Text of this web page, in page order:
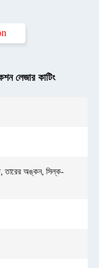
লেজার কাটিং
তারের অঙ্কন, সিল্ক-